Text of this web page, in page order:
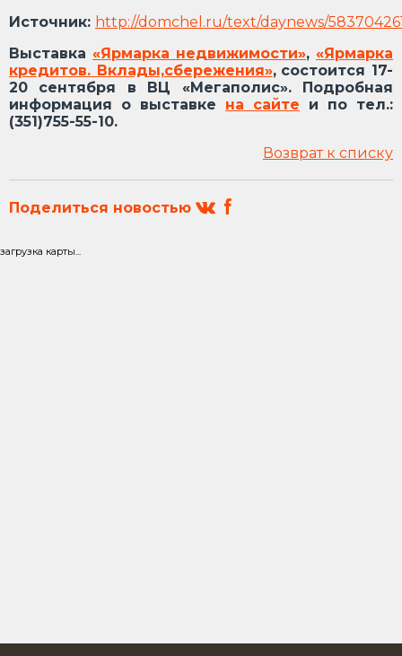
Источник: http://domchel.ru/text/daynews/
Выставка «Ярмарка недвижимости», «Ярмарка
кредитов. Вклады,сбережения», состоится 17-
20 сентября в ВЦ «Мегаполис». Подробная
информация о выставке на сайте и по тел.:
(351)755-55-10.
Возврат к списку
Поделиться новостью
загрузка карты...